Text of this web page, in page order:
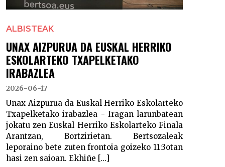
ALBISTEAK
UNAX AIZPURUA DA EUSKAL HERRIKO
ESKOLARTEKO TXAPELKETAKO
IRABAZLEA
2026-06-17
Unax Aizpurua da Euskal Herriko Eskolarteko
Txapelketako irabazlea - Iragan larunbatean
jokatu zen Euskal Herriko Eskolarteko Finala
Arantzan, Bortzirietan. Bertsozaleak
leporaino bete zuten frontoia goizeko 11:3otan
hasi zen saioan. Ekhiñe [...]